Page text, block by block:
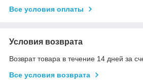
Все условия оплаты
Условия возврата
Возврат товара в течение 14 дней за
Все условия возврата